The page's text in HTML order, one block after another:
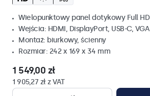
Wielopunktowy panel dotykowy Full HD
Wejścia: HDMI, DisplayPort, USB-C, VGA
Montaż: biurkowy, ścienny
Rozmiar: 242 x 169 x 34 mm
1 549,00 zł
1 905,27 zł z VAT